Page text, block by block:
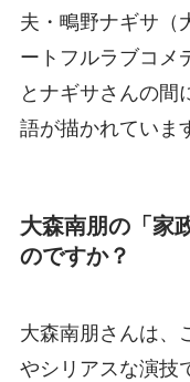
夫・鴫野ナギサ（
ートフルラブコメ
とナギサさんの間
語が描かれていま
大森南朋の「家
のですか？
大森南朋さんは、
やシリアスな演技